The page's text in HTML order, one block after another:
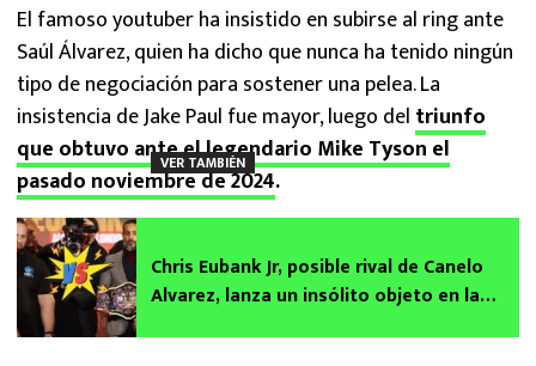
El famoso youtuber ha insistido en subirse al ring ante
Saúl Álvarez, quien ha dicho que nunca ha tenido ningún
tipo de negociación para sostener una pelea. La
insistencia de Jake Paul fue mayor, luego del triunfo
que obtuvo ante el legendario Mike Tyson el
pasado noviembre de 2024.
VER TAMBIÉN
Chris Eubank Jr, posible rival de Canelo
Alvarez, lanza un insólito objeto en la